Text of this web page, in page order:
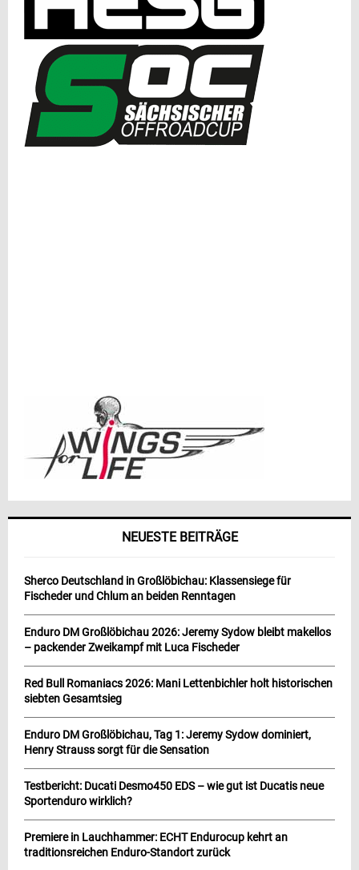
NEUESTE BEITRÄGE
Sherco Deutschland in Großlöbichau: Klassensiege für
Fischeder und Chlum an beiden Renntagen
Enduro DM Großlöbichau 2026: Jeremy Sydow bleibt makellos
– packender Zweikampf mit Luca Fischeder
Red Bull Romaniacs 2026: Mani Lettenbichler holt historischen
siebten Gesamtsieg
Enduro DM Großlöbichau, Tag 1: Jeremy Sydow dominiert,
Henry Strauss sorgt für die Sensation
Testbericht: Ducati Desmo450 EDS – wie gut ist Ducatis neue
Sportenduro wirklich?
Premiere in Lauchhammer: ECHT Endurocup kehrt an
traditionsreichen Enduro-Standort zurück